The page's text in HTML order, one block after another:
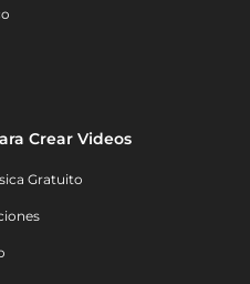
Crear Videos
Gratuito